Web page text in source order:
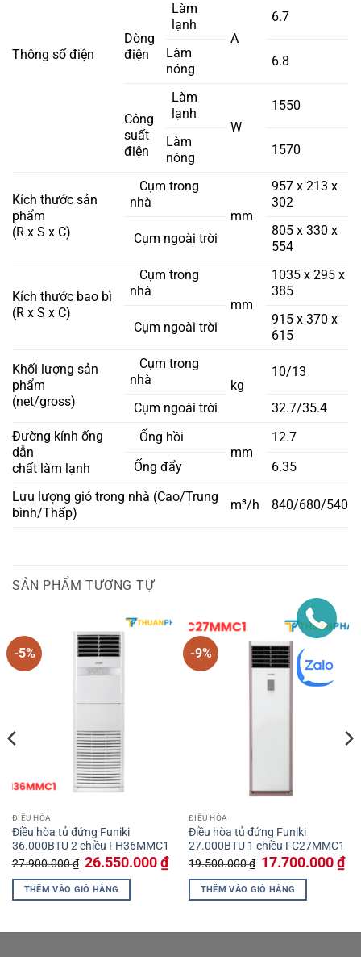
Thông số điện
Dòng
điện
Làm
lạnh
A
6.7
Làm
nóng
6.8
Công
suất
điện
Làm
lạnh
W
1550
Làm
nóng
1570
Kích thước sản
phẩm
(R x S x C)
Cụm trong
nhà
mm
957 x 213 x
302
Cụm ngoài trời
805 x 330 x
554
Kích thước bao bì
(R x S x C)
Cụm trong
nhà
mm
1035 x 295 x
385
Cụm ngoài trời
915 x 370 x
615
Khối lượng sản
phẩm
(net/gross)
Cụm trong
nhà
kg
10/13
Cụm ngoài trời
32.7/35.4
Đường kính ống
dẫn
chất làm lạnh
Ống hồi
mm
12.7
Ống đẩy
6.35
Lưu lượng gió trong nhà (Cao/Trung
bình/Thấp)
m³/h 840/680/540
SẢN PHẨM TƯƠNG TỰ
-5%
ĐIỀU HÒA
Điều hòa tủ đứng Funiki
36.000BTU 2 chiều FH36MMC1
27.900.000₫ Giá
gốc
là:
27.900.000 ₫.
26.550.000₫Giá
hiện
26.550.000 ₫.
THÊM VÀO GIỎ HÀNG
-9%
ĐIỀU HÒA
Điều hòa tủ đứng Funiki
27.000BTU 1 chiều FC27MMC1
19.500.000₫ Giá
gốc
là:
19.500.000 ₫.
17.700.000₫Giá
THÊM VÀO GIỎ HÀNG
₫.